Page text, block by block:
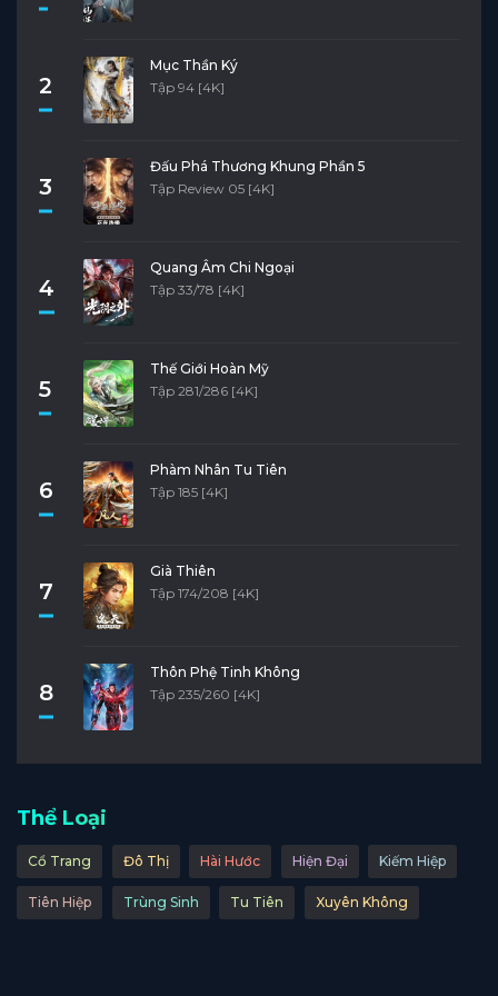
Tập 3 Tập 2
2
Mục Thần Ký
Tập 94 [4K]
3
Đấu Phá Thương Khung Phần 5
Tập Review 05 [4K]
4
Quang Âm Chi Ngoại
Tập 33/78 [4K]
5
Thế Giới Hoàn Mỹ
Tập 281/286 [4K]
6
Phàm Nhân Tu Tiên
Tập 185 [4K]
7
Già Thiên
Tập 174/208 [4K]
8
Thôn Phệ Tinh Không
Tập 235/260 [4K]
Thể Loại
Cổ Trang Đô Thị Hài Hước Hiện Đại Kiếm Hiệp
Tiên Hiệp Trùng Sinh Tu Tiên Xuyên Không